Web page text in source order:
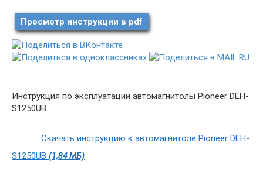
Просмотр инструкции в pdf
Инструкция по эксплуатации автомагнитолы Pioneer DEH-
S1250UB.
Скачать инструкцию к автомагнитоле Pioneer DEH-
S1250UB (1,84 МБ)